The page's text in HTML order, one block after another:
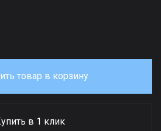
товар в корзину
в 1 клик